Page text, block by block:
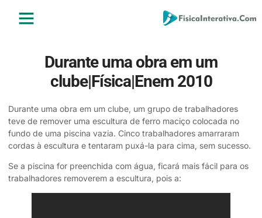
Durante uma obra em um
clube|Física|Enem 2010
Durante uma obra em um clube, um grupo de trabalhadores
teve de remover uma escultura de ferro maciço colocada no
fundo de uma piscina vazia. Cinco trabalhadores amarraram
cordas à escultura e tentaram puxá-la para cima, sem sucesso.
Se a piscina for preenchida com água, ficará mais fácil para os
trabalhadores removerem a escultura, pois a: